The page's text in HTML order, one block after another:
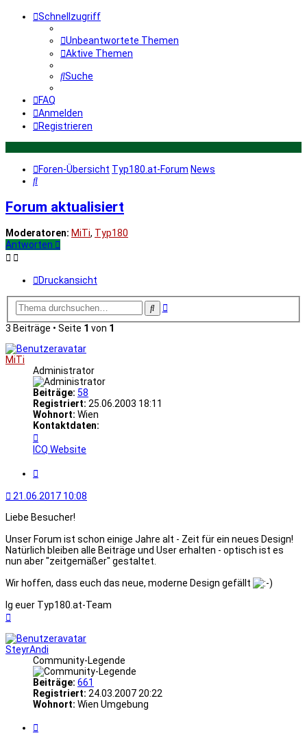
Schnellzugriff
Unbeantwortete Themen
Aktive Themen
Suche
FAQ
Anmelden
Registrieren
Foren-Übersicht Typ180.at-Forum News
Suche
Forum aktualisiert
Moderatoren: MiTi, Typ180
Antworten
Druckansicht
SucheErweiterte
3 Beiträge • Seite 1 von 1
MiTi
Administrator
Beiträge: 58
Registriert: 25.06.2003 18:11
Wohnort: Wien
Kontaktdaten:
von
MiTi
ICQ Website
21.06.2017 10:08
Liebe Besucher!
Unser Forum ist schon einige Jahre alt - Zeit für ein neues Design!
Natürlich bleiben alle Beiträge und User erhalten - optisch ist es
nun aber "zeitgemäßer" gestaltet.
Wir hoffen, dass euch das neue, moderne Design gefällt
lg euer Typ180.at-Team
SteyrAndi
Community-Legende
Beiträge: 661
Registriert: 24.03.2007 20:22
Wohnort: Wien Umgebung